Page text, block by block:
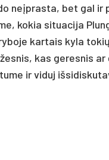
ne­įpras­ta, bet gal
ko­kia si­tua­ci­ja
kar­tais ky­la
kas ge­res­nis
ir vi­duj